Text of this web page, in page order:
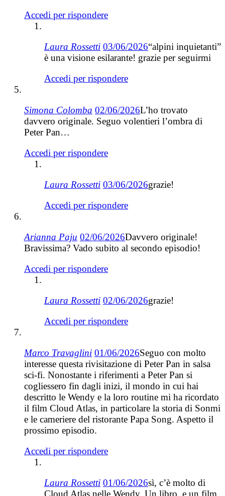
Accedi per rispondere
Laura Rossetti 03/06/2026“alpini inquietanti”
è una visione esilarante! grazie per seguirmi
Accedi per rispondere
Simona Colomba 02/06/2026L’ho trovato
davvero originale. Seguo volentieri l’ombra di
Peter Pan…
Accedi per rispondere
Laura Rossetti 03/06/2026grazie!
Accedi per rispondere
Arianna Paju 02/06/2026Davvero originale!
Bravissima? Vado subito al secondo episodio!
Accedi per rispondere
Laura Rossetti 02/06/2026grazie!
Accedi per rispondere
Marco Travaglini 01/06/2026Seguo con molto
interesse questa rivisitazione di Peter Pan in salsa
sci-fi. Nonostante i riferimenti a Peter Pan si
cogliessero fin dagli inizi, il mondo in cui hai
descritto le Wendy e la loro routine mi ha ricordato
il film Cloud Atlas, in particolare la storia di Sonmi
e le cameriere del ristorante Papa Song. Aspetto il
prossimo episodio.
Accedi per rispondere
Laura Rossetti 01/06/2026sì, c’è molto di
Cloud Atlas nelle Wendy. Un libro, e un film,